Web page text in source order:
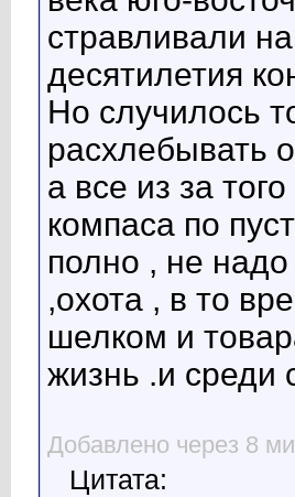
стравливали
десятилетия
Но случилось
расхлебывать
а все из за
компаса по
полно , не
,охота , в то
шелком и
жизнь .и среди
Добавлено через 8
Цитата: